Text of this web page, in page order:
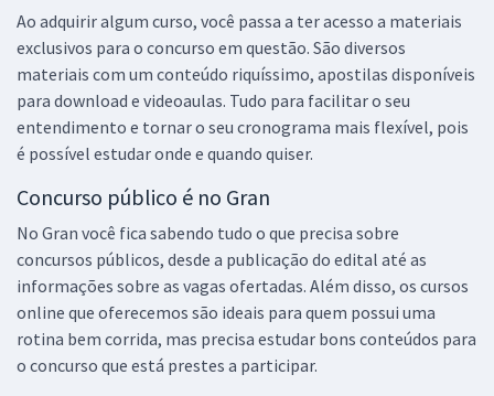
Ao adquirir algum curso, você passa a ter acesso a materiais
exclusivos para o concurso em questão. São diversos
materiais com um conteúdo riquíssimo, apostilas disponíveis
para download e videoaulas. Tudo para facilitar o seu
entendimento e tornar o seu cronograma mais flexível, pois
é possível estudar onde e quando quiser.
Concurso público é no Gran
No Gran você fica sabendo tudo o que precisa sobre
concursos públicos, desde a publicação do edital até as
informações sobre as vagas ofertadas. Além disso, os cursos
online que oferecemos são ideais para quem possui uma
rotina bem corrida, mas precisa estudar bons conteúdos para
o concurso que está prestes a participar.